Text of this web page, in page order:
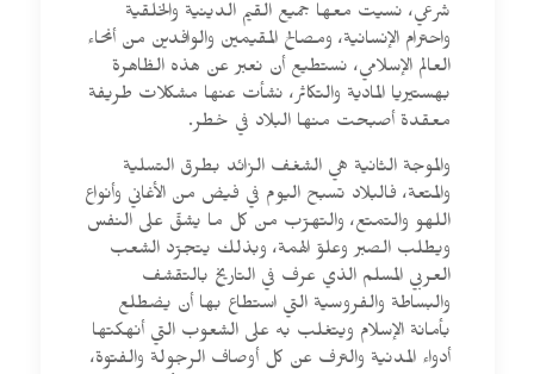
شرعي، نسيت معها جميع القيم الدينية والخلقية
واحترام الإنسانية، ومصالح المقيمين والوافدين من أنحاء
العالم الإسلامي، نستطيع أن نعبر عن هذه الظاهرة
بهستيريا المادية والتكاثر، نشأت عنها مشكلات طريفة
معقدة أصبحت منها البلاد في خطر.
والموجة الثانية هي الشغف الزائد بطرق التسلية
والمتعة، فالبلاد تسبح اليوم في فيض من الأغاني وأنواع
اللهو والتمتع، والتهرّب من كل ما يشقّ على النفس
ويطلب الصبر وعلوّ الهمة، وبذلك يتجرّد الشعب
العربي المسلم الذي عرف في التاريخ بالتقشف
والبساطة والفروسية التي استطاع بها أن يضطلع
بأمانة الإسلام ويتغلب به على الشعوب التي أنهكتها
أدواء المدنية والترف عن كل أوصاف الرجولة والفتوة،